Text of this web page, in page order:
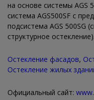
на основе системы AGS
система AGS500SF с
подсистема AGS 500SG
структурное остекление).
Остекление фасадов,
Остекление жилых
Официальный сайт: